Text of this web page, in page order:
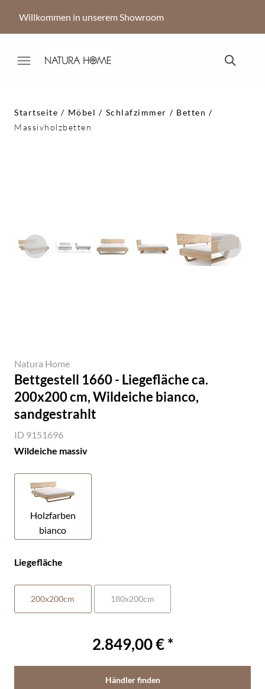
Willkommen in unserem Showroom
Startseite Möbel Schlafzimmer
Betten
Massivholzbetten
Natura Home
Bettgestell 1660 - Liegefläche ca.
200x200 cm, Wildeiche bianco,
sandgestrahlt
ID 9151696
Wildeiche massiv
Holzfarben
bianco
Liegefläche
200x200cm 180x200cm
2.849,00 € *
Händler finden